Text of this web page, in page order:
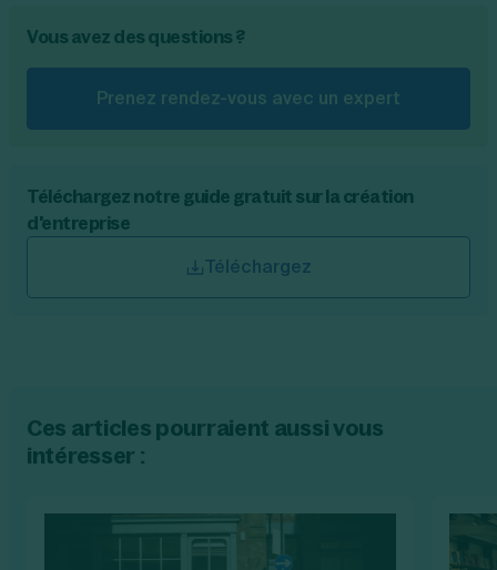
Vous avez des questions ?
Prenez rendez-vous avec un expert
Téléchargez notre guide gratuit sur la création
d'entreprise
Téléchargez
Ces articles pourraient aussi vous
intéresser :